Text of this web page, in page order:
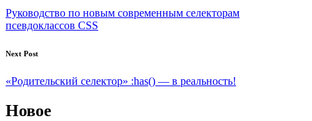
navigation
Руководство по новым современным селекторам
псевдоклассов CSS
Next Post
«Родительский селектор» :has() — в реальность!
Новое